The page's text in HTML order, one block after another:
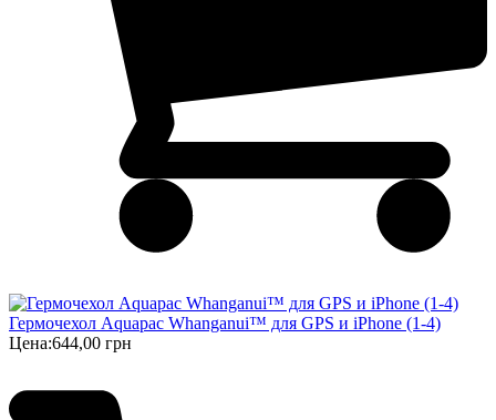
Гермочехол Aquapac Whanganui™ для GPS и iPhone (1-4)
Цена:644,00 грн